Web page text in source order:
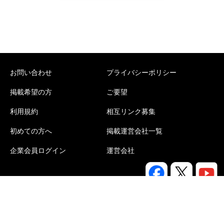
お問い合わせ プライバシーポリシー
掲載希望の方 ご要望
利用規約 相互リンク募集
初めての方へ 掲載運営会社一覧
企業会員ログイン 運営会社